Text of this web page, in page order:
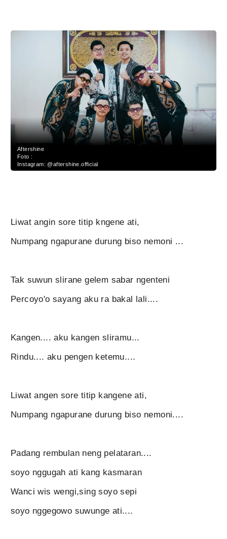
Aftershine
Foto :
Instagram: @aftershine.official
Liwat angin sore titip kngene ati,
Numpang ngapurane durung biso nemoni ...
Tak suwun slirane gelem sabar ngenteni
Percoyo'o sayang aku ra bakal lali....
Kangen.... aku kangen sliramu...
Rindu.... aku pengen ketemu....
Liwat angen sore titip kangene ati,
Numpang ngapurane durung biso nemoni....
Padang rembulan neng pelataran....
soyo nggugah ati kang kasmaran
Wanci wis wengi,sing soyo sepi
soyo nggegowo suwunge ati....